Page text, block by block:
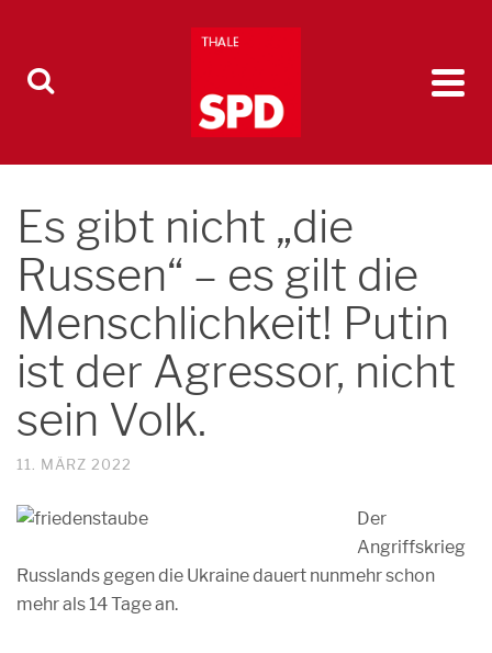
Es gibt nicht „die
Russen“ – es gilt die
Menschlichkeit! Putin
ist der Agressor, nicht
sein Volk.
11. MÄRZ 2022
Der
Angriffskrieg
Russlands gegen die Ukraine dauert nunmehr schon
mehr als 14 Tage an.